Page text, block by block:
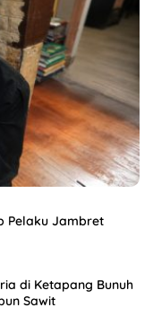
Pelaku Jambret
di Ketapang Bunuh
Sawit